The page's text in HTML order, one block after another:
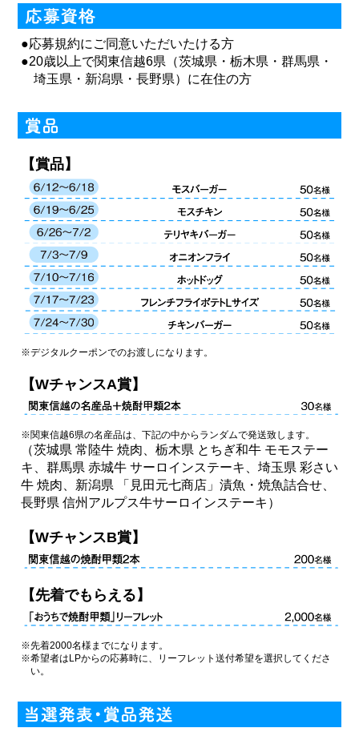
●応募規約にご同意いただいたける方
●20歳以上で関東信越6県（茨城県・栃木県・群馬県・
埼玉県・新潟県・長野県）に在住の方
【賞品】
※デジタルクーポンでのお渡しになります。
【WチャンスA賞】
※関東信越6県の名産品は、下記の中からランダムで発送致します。
（茨城県 常陸牛 焼肉、栃木県 とちぎ和牛 モモステー
キ、群馬県 赤城牛 サーロインステーキ、埼玉県 彩さい
牛 焼肉、新潟県 「見田元七商店」漬魚・焼魚詰合せ、
長野県 信州アルプス牛サーロインステーキ）
【WチャンスB賞】
【先着でもらえる】
※先着2000名様までになります。
※希望者はLPからの応募時に、リーフレット送付希望を選択してくださ
い。